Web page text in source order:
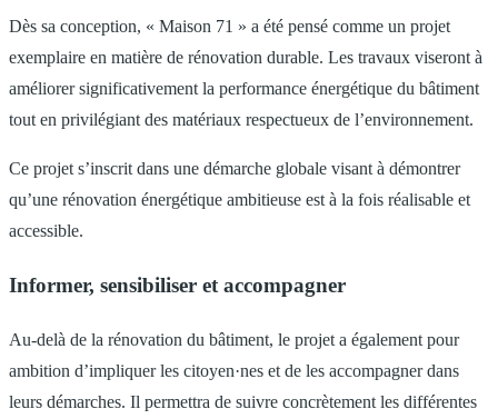
Dès sa conception, « Maison 71 » a été pensé comme un projet
exemplaire en matière de rénovation durable. Les travaux viseront à
améliorer significativement la performance énergétique du bâtiment
tout en privilégiant des matériaux respectueux de l’environnement.
Ce projet s’inscrit dans une démarche globale visant à démontrer
qu’une rénovation énergétique ambitieuse est à la fois réalisable et
accessible.
Informer, sensibiliser et accompagner
Au-delà de la rénovation du bâtiment, le projet a également pour
ambition d’impliquer les citoyen·nes et de les accompagner dans
leurs démarches. Il permettra de suivre concrètement les différentes